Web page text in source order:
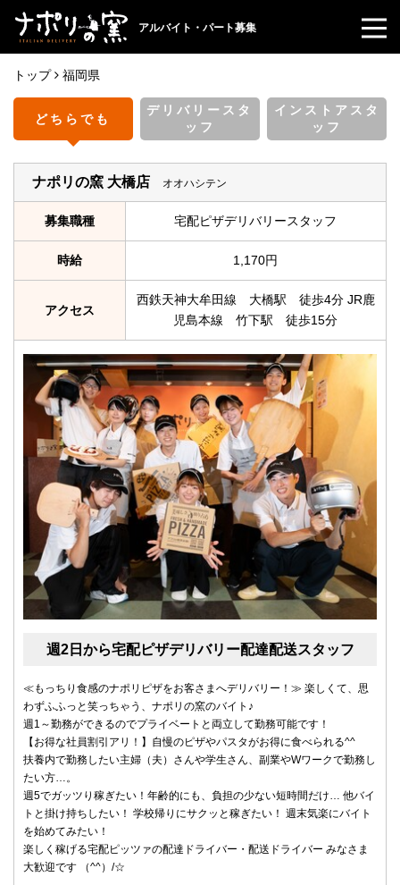
アルバイト・パート募集
トップ 福岡県
どちらでも
デリバリースタ
ッフ
インストアスタ
ッフ
ナポリの窯 大橋店 オオハシテン
募集職種 宅配ピザデリバリースタッフ
時給 1,170円
アクセス
西鉄天神大牟田線 大橋駅 徒歩4分 JR鹿
児島本線 竹下駅 徒歩15分
週2日から宅配ピザデリバリー配達配送スタッフ
≪もっちり食感のナポリピザをお客さまへデリバリー！≫ 楽しくて、思
わずふふっと笑っちゃう、ナポリの窯のバイト♪
週1～勤務ができるのでプライベートと両立して勤務可能です！
【お得な社員割引アリ！】自慢のピザやパスタがお得に食べられる^^
扶養内で勤務したい主婦（夫）さんや学生さん、副業やWワークで勤務し
たい方…。
週5でガッツり稼ぎたい！年齢的にも、負担の少ない短時間だけ… 他バイ
トと掛け持ちしたい！ 学校帰りにサクッと稼ぎたい！ 週末気楽にバイト
を始めてみたい！
楽しく稼げる宅配ピッツァの配達ドライバー・配送ドライバー みなさま
大歓迎です （^^）/☆